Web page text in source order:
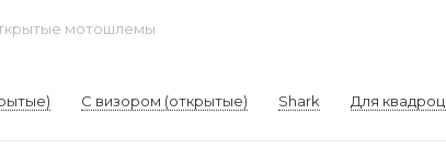
мотошлемы
С визором (открытые) Shark Для